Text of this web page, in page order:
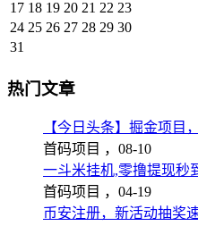
17 18 19 20 21 22 23
24 25 26 27 28 29 30
31
热门文章
【今日头条】掘金项目
首码项目 ， 08-10
一斗米挂机,零撸提现秒
首码项目 ， 04-19
币安注册，新活动抽奖